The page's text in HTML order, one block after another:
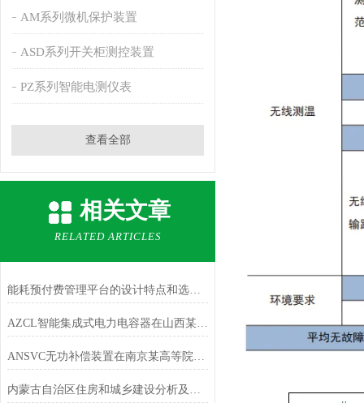
AM系列微机保护装置
ASD系列开关柜测控装置
PZ系列智能电测仪表
查看全部
相关文章
RELATED ARTICLES
能耗预付费管理平台的设计特点和选购注意事项
AZCL智能集成式电力电容器在山西某人民医院中的应用
ANSVC无功补偿装置在南京某高等院校中的应用
内蒙古自治区住房和城乡建设分析及解决方案